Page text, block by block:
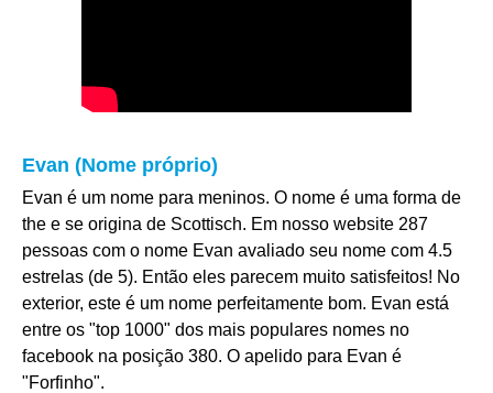
Evan (Nome próprio)
Evan é um nome para meninos. O nome é uma forma de
the e se origina de Scottisch. Em nosso website 287
pessoas com o nome Evan avaliado seu nome com 4.5
estrelas (de 5). Então eles parecem muito satisfeitos! No
exterior, este é um nome perfeitamente bom. Evan está
entre os "top 1000" dos mais populares nomes no
facebook na posição 380. O apelido para Evan é
"Forfinho".